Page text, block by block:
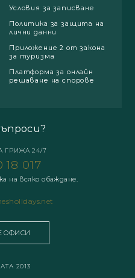
Условия за записване
Политика за защита на
лични данни
Приложение 2 от закона
за туризма
Платформа за онлайн
решаване на спорове
ГРИЖА 24/7
18 017
на всяко обаждане.
ОФИСИ
2013